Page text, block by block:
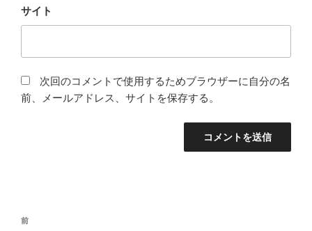
サイト
次回のコメントで使用するためブラウザーに自分の名
前、メールアドレス、サイトを保存する。
投
前
前